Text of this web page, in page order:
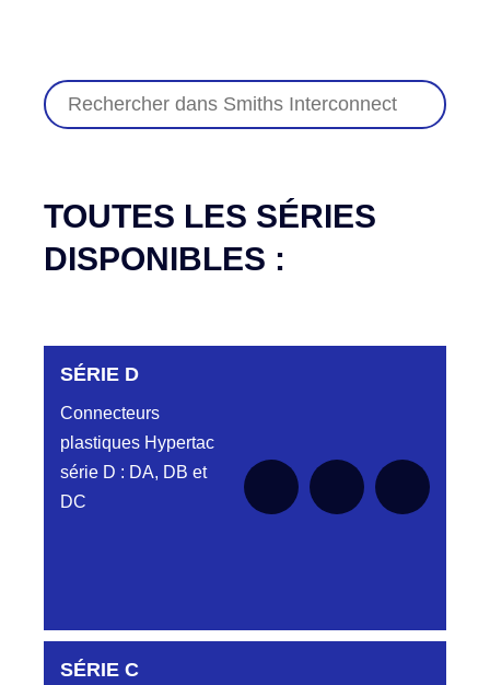
TOUTES LES SÉRIES
DISPONIBLES :
SÉRIE D
Connecteurs
plastiques Hypertac
série D : DA, DB et
DC
DC6122340N
D03EC612MT CONNECTEUR NOIR
SÉRIE C